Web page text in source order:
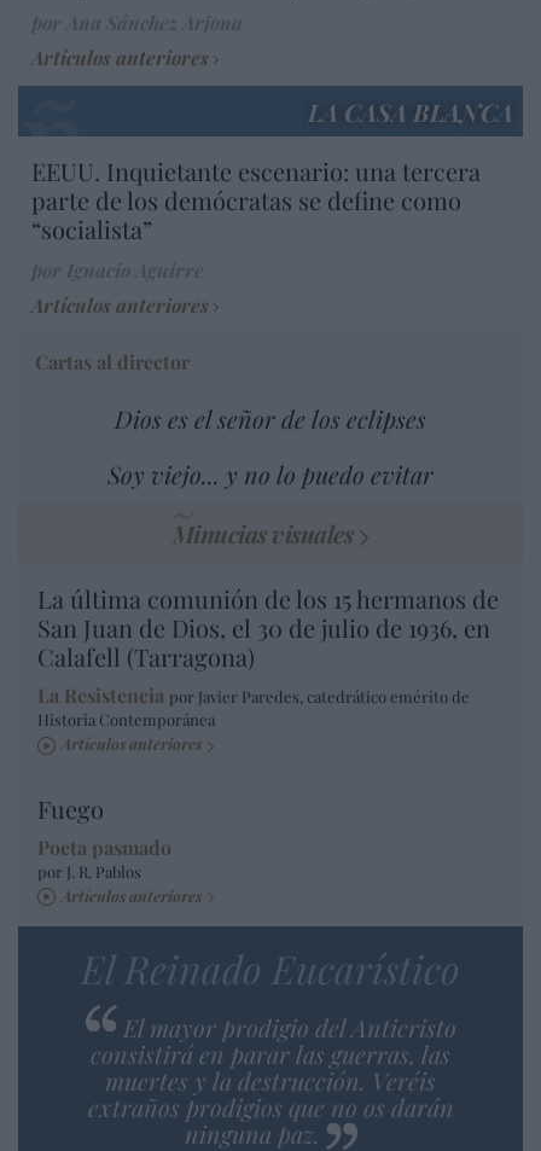
Artículos anteriores
LA CASA BLANCA
EEUU. Inquietante escenario: una tercera
parte de los demócratas se define como
“socialista”
Artículos anteriores
Cartas al director
Dios es el señor de los eclipses
Soy viejo... y no lo puedo evitar
Minucias visuales
La última comunión de los 15 hermanos de
San Juan de Dios, el 30 de julio de 1936, en
Calafell (Tarragona)
La Resistencia por Javier Paredes, catedrático emérito de
Historia Contemporánea
Artículos anteriores
Fuego
Poeta pasmado
por J. R. Pablos
Artículos anteriores
El Reinado Eucarístico
El mayor prodigio del Anticristo
consistirá en parar las guerras, las
muertes y la destrucción. Veréis
extraños prodigios que no os darán
ninguna paz.